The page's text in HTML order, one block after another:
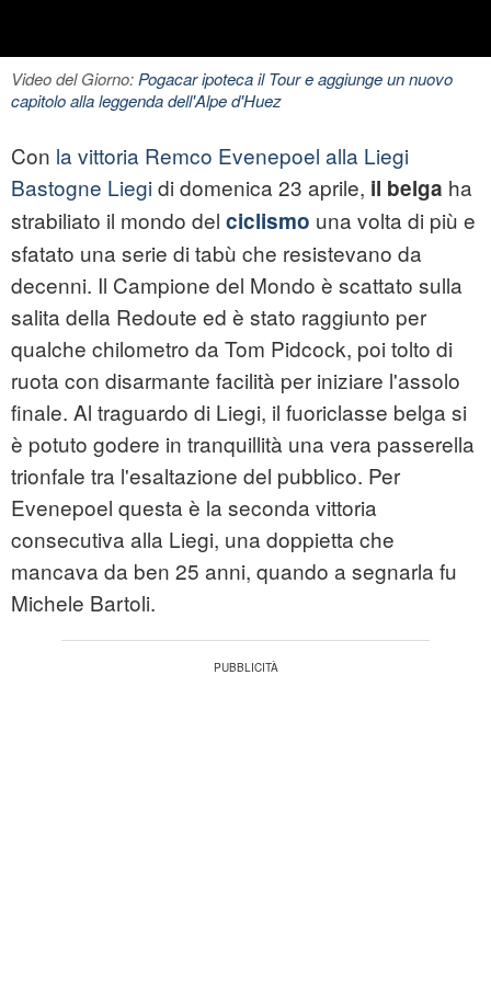
Video del Giorno:Pogacar ipoteca il Tour e aggiunge un nuovo
capitolo alla leggenda dell'Alpe d'Huez
Con la vittoria Remco Evenepoel alla Liegi
Bastogne Liegidi domenica 23 aprile, il belga ha
strabiliato il mondo del ciclismo una volta di più e
sfatato una serie di tabù che resistevano da
decenni. Il Campione del Mondo è scattato sulla
salita della Redoute ed è stato raggiunto per
qualche chilometro da Tom Pidcock, poi tolto di
ruota con disarmante facilità per iniziare l'assolo
finale. Al traguardo di Liegi, il fuoriclasse belga si
è potuto godere in tranquillità una vera passerella
trionfale tra l'esaltazione del pubblico. Per
Evenepoel questa è la seconda vittoria
consecutiva alla Liegi, una doppietta che
mancava da ben 25 anni, quando a segnarla fu
Michele Bartoli.